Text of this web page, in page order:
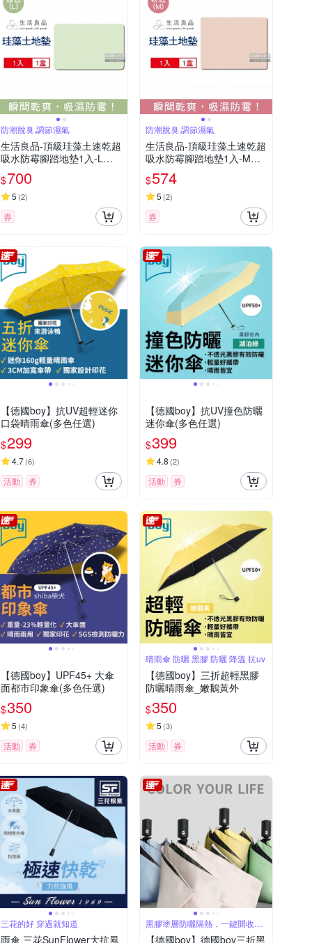
防潮脫臭,調節濕氣
生活良品-頂級珪藻土速乾超
吸水防霉腳踏地墊1入-L尺
寸 5款可選 (珪藻土地墊,腳
踏墊,地墊,吸水墊)
$700
5 (2)
券
防潮脫臭,調節濕氣
生活良品-頂級珪藻土速乾超
吸水防霉腳踏地墊1入-M尺
寸 4色可選 (珪藻土地墊,腳
踏墊,地墊,吸水墊)
$574
5 (2)
券
【德國boy】抗UV超輕迷你
口袋晴雨傘(多色任選)
$299
4.7(6)
活動 券
【德國boy】抗UV撞色防曬
迷你傘(多色任選)
$399
4.8 (2)
活動 券
【德國boy】UPF45+ 大傘
面都市印象傘(多色任選)
$350
5 (4)
活動 券
晴雨傘 防曬 黑膠 防曬 降溫 抗uv
【德國boy】三折超輕黑膠
防曬晴雨傘_嫩鵝黃外
$350
5 (3)
活動 券
三花的好 穿過就知道
雨傘 三花SunFlower大抗風
黑膠塗層防曬隔熱，一鍵開收省
時省力
【德國boy】德國boy三折黑